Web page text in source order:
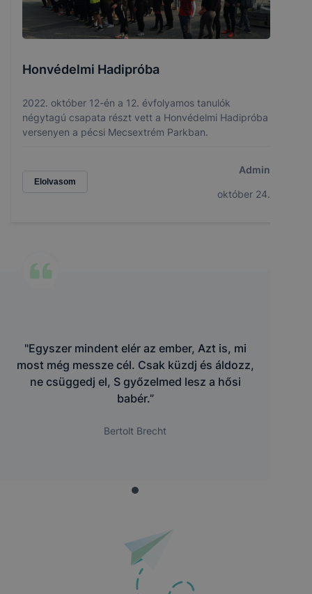
Honvédelmi Hadipróba
2022. október 12-én a 12. évfolyamos tanulók
négytagú csapata részt vett a Honvédelmi Hadipróba
versenyen a pécsi Mecsextrém Parkban.
Elolvasom
Admin
október 24.
"Egyszer mindent elér az ember, Azt is, mi
most még messze cél. Csak küzdj és áldozz,
ne csüggedj el, S győzelmed lesz a hősi
babér.”
Bertolt Brecht